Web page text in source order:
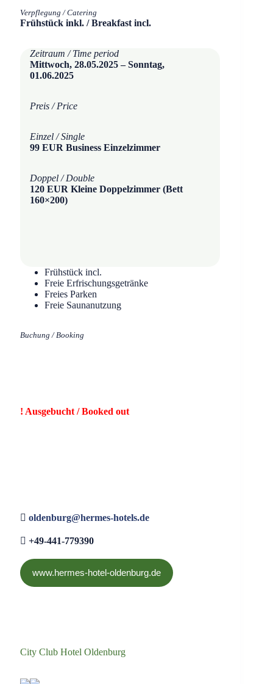
Verpflegung / Catering
Frühstück inkl. / Breakfast incl.
Zeitraum / Time period
Mittwoch, 28.05.2025 – Sonntag,
01.06.2025
Preis / Price
Einzel / Single
99 EUR Business Einzelzimmer
Doppel / Double
120 EUR Kleine Doppelzimmer (Bett
160×200)
Frühstück incl.
Freie Erfrischungsgetränke
Freies Parken
Freie Saunanutzung
Buchung / Booking
Ausgebucht / Booked out
oldenburg@hermes-hotels.de
+49-441-779390
www.hermes-hotel-oldenburg.de
City Club Hotel Oldenburg